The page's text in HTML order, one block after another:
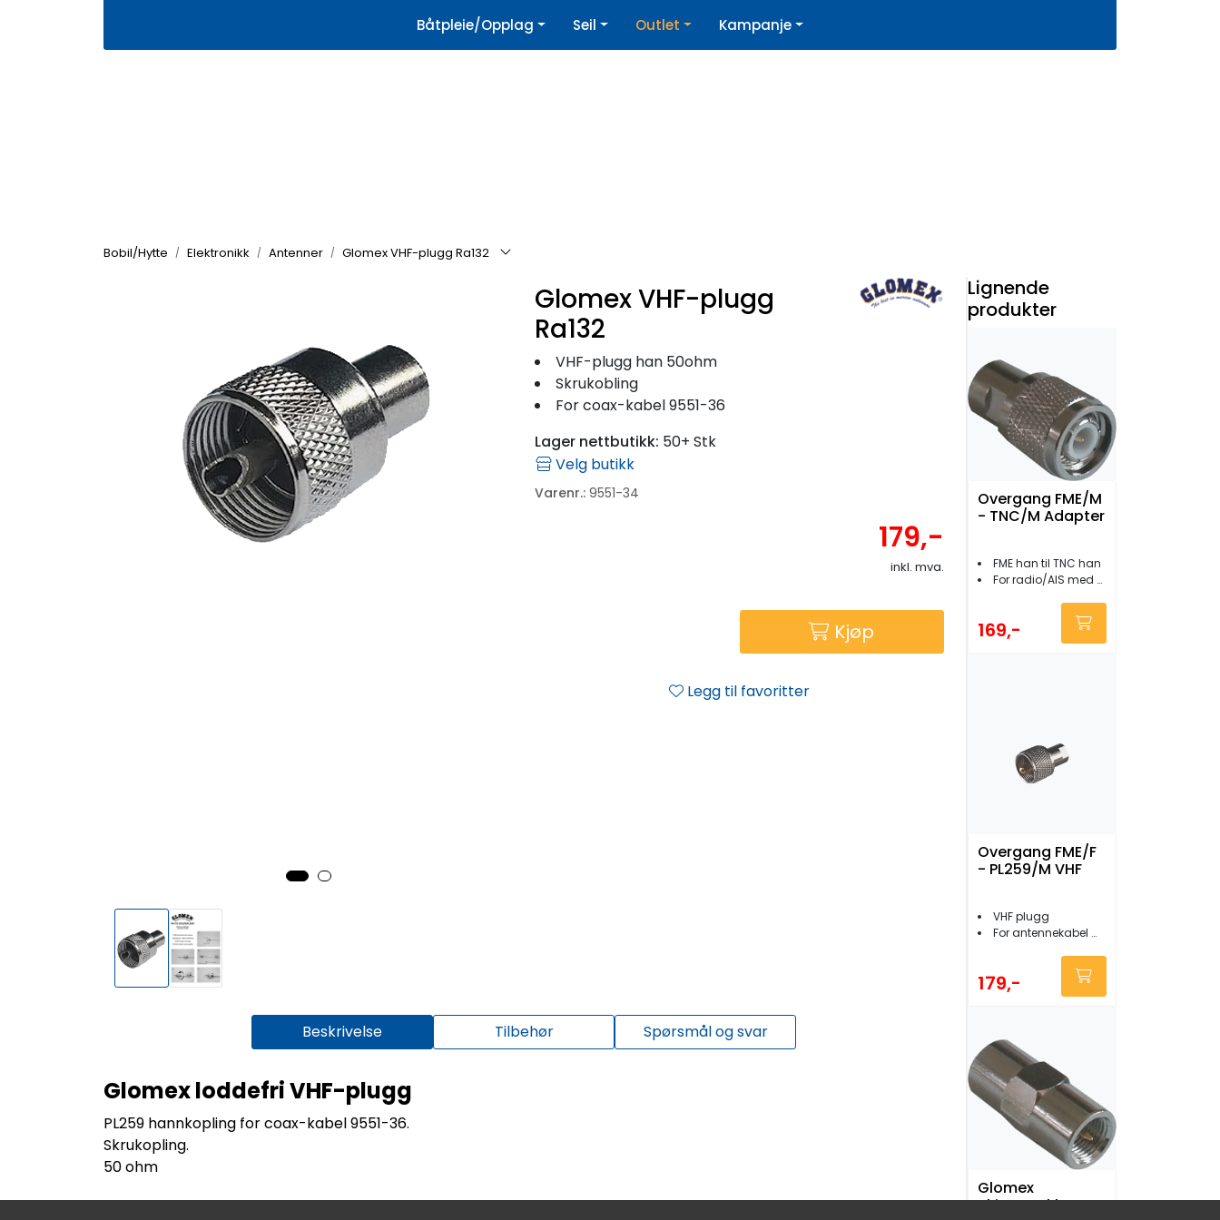
Kjøpshjelp | Nyhetsbrev
Båtpleie/Opplag Seil Outlet Kampanje
Bobil/Hytte Elektronikk Antenner Glomex VHF-plugg Ra132
Glomex VHF-plugg
Ra132
VHF-plugg han 50ohm
Skrukobling
For coax-kabel 9551-36
Lager nettbutikk: 50+ Stk
Velg butikk
Varenr.: 9551-34
179,-
inkl. mva.
Kjøp
Legg til favoritter
Beskrivelse Tilbehør Spørsmål og svar
Glomex loddefri VHF-plugg
PL259 hannkopling for coax-kabel 9551-36.
Skrukopling.
50 ohm
Lignende
produkter
Overgang FME/M
- TNC/M Adapter
FME han til TNC han
For radio/AIS med TNC tilkobling
169,-
Overgang FME/F
- PL259/M VHF
VHF plugg
For antennekabel med FME-terminator
179,-
Glomex
Skjøtestykke